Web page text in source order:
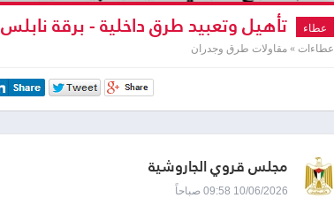
عطاء تأهيل وتعبيد طرق داخلية - برقة نابلس
عطاءات » مقاولات طرق وجدران
مجلس قروي الجاروشية
10/06/2026 09:58 صباحاً